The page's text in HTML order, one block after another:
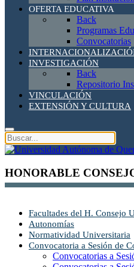
OFERTA EDUCATIVA
Back
Programas
Convocatorias
INVESTIGACIÓN
Back
Repositorio
VINCULACIÓN
EXTENSIÓN Y CULTURA
HONORABLE
Facultades del H. Consejo
Autonomías
Normatividad Universitaria
Convocatoria a Sesión de
Convocatorias a